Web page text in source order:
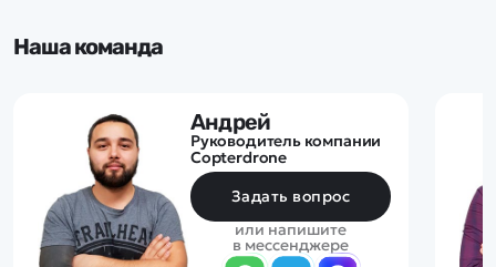
Наша команда
Андрей
Руководитель компании
Copterdrone
Задать вопрос
или напишите
в мессенджере